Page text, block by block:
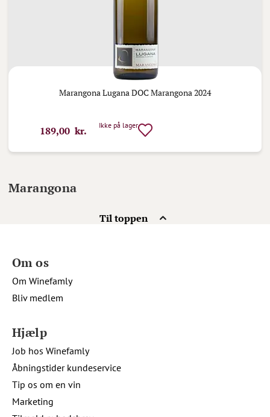
Marangona Lugana DOC Marangona 2024
189,00 kr. Ikke på lager
Til toppen
Marangona
Om os
Om Winefamly
Bliv medlem
Hjælp
Job hos Winefamly
Åbningstider kundeservice
Tip os om en vin
Marketing